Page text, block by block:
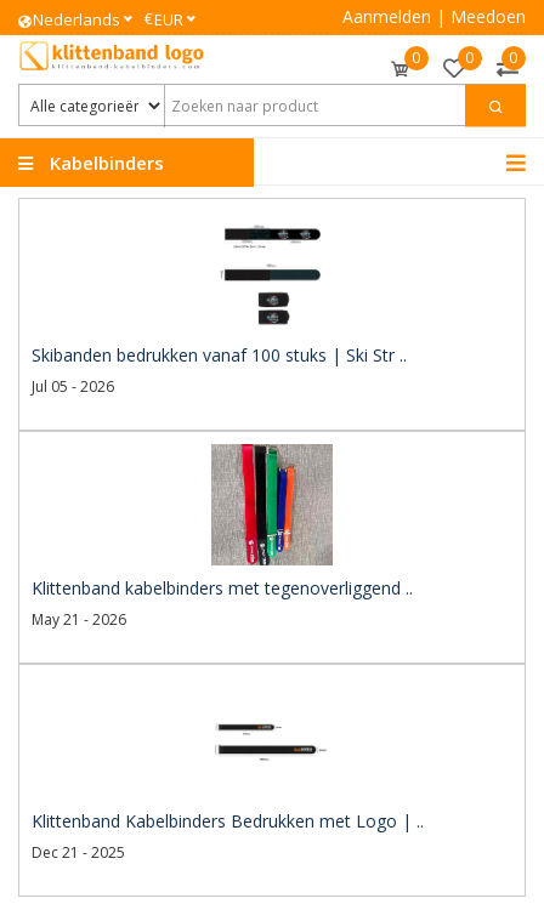
Nederlands €EUR Aanmelden | Meedoen
0 0 0
Kabelbinders
Skibanden bedrukken vanaf 100 stuks | Ski Str ..
Jul 05 - 2026
Klittenband kabelbinders met tegenoverliggend ..
May 21 - 2026
Klittenband Kabelbinders Bedrukken met Logo | ..
Dec 21 - 2025